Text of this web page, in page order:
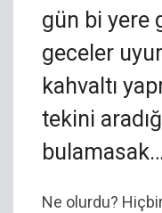
gün bi yere
geceler
kahvaltı
tekini
bulamasak…
Ne olurdu?